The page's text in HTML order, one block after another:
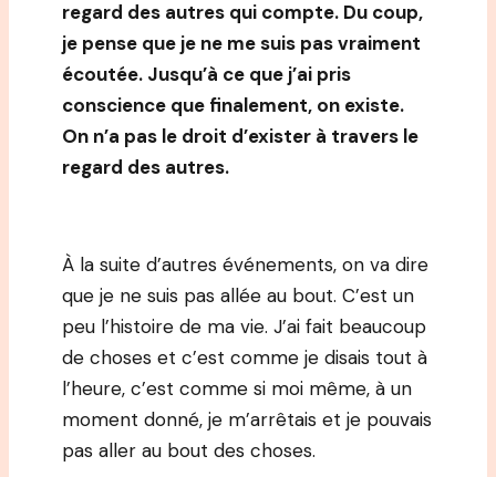
regard des autres qui compte. Du coup,
je pense que je ne me suis pas vraiment
écoutée. Jusqu’à ce que j’ai pris
conscience que finalement, on existe.
On n’a pas le droit d’exister à travers le
regard des autres.
À la suite d’autres événements, on va dire
que je ne suis pas allée au bout. C’est un
peu l’histoire de ma vie. J’ai fait beaucoup
de choses et c’est comme je disais tout à
l’heure, c’est comme si moi même, à un
moment donné, je m’arrêtais et je pouvais
pas aller au bout des choses.